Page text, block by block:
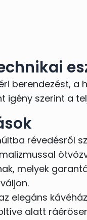
berendezést, a
igény szerint a
révedésről
melyek
elegáns
alatt